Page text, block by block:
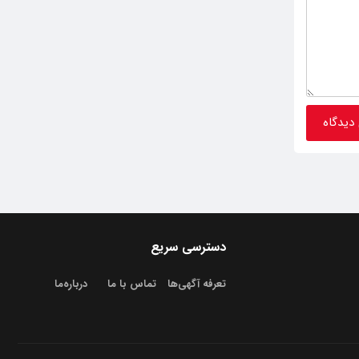
دسترسی سریع
تعرفه آگهی‌ها تماس با ما درباره‌‌ما